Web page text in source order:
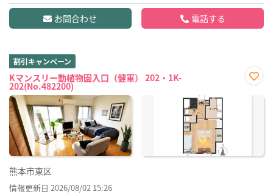
お問合わせ 電話する
割引キャンペーン
Kマンスリー動植物園入口（健軍） 202・1K-
202(No.482200)
に入
熊本市東区
情報更新日 2026/08/02 15:26